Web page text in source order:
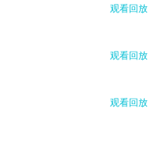
观看回放
观看回放
观看回放